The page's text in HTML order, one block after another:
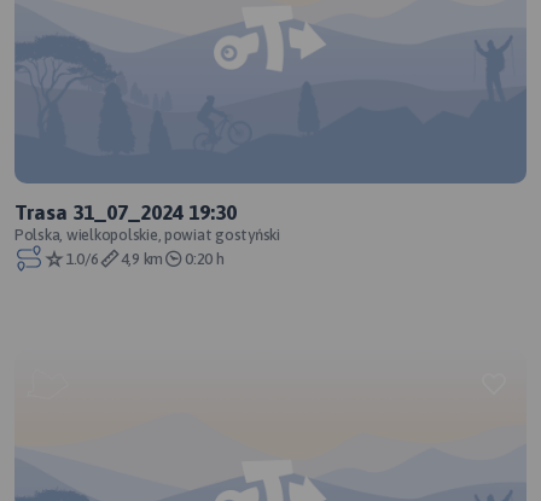
Trasa 31_07_2024 19:30
Polska, wielkopolskie, powiat gostyński
1.0/6
4,9 km 0:20 h